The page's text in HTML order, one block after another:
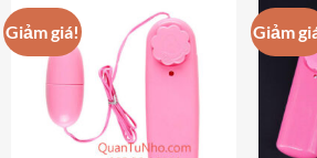
Giảm giá! Giảm